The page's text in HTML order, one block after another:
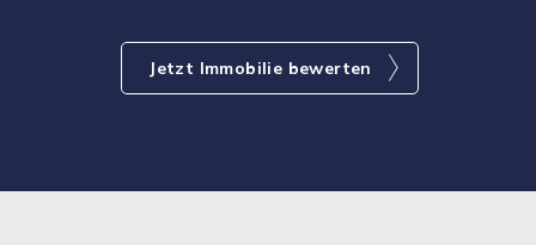
Jetzt Immobilie bewerten